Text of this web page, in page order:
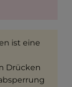
ist eine
Drücken